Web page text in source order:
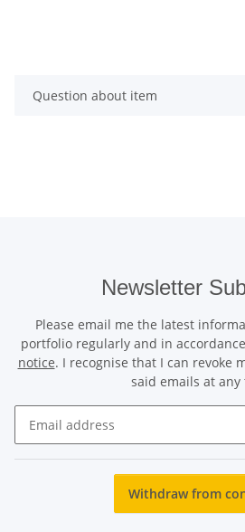
Question about item
Newsletter
Please email me the latest
portfolio regularly and in
notice. I recognise that I can revoke
said emails at any
Withdraw from